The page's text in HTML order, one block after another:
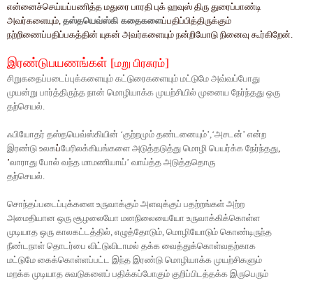
என்னைச்செய்யப்பணித்த மதுரை பாரதி புக் ஹவுஸ் திரு துரைப்பாண்டி
அவர்களையும், தஸ்தயெவ்ஸ்கி கதைகளைப்பதிப்பித்திருக்கும்
நற்றிணைப்பதிப்பகத்தின் யுகன் அவர்களையும் நன்றியோடு நினைவு கூர்கிறேன்.
இரண்டுபயணங்கள் [மறு பிரசுரம்]
சிறுகதைப்படைப்புக்களையும் கட்டுரைகளையும் மட்டுமே அவ்வப்போது
முயன்று பார்த்திருந்த நான் மொழியாக்க முயற்சியில் முனைய நேர்ந்தது ஒரு
தற்செயல்
ஃபியோதர் தஸ்தயெவ்ஸ்கியின் ‘குற்றமும் தண்டனையும்’,‘அசடன்’ என்ற
இரண்டு உலகப்பேரிலக்கியங்களை அடுத்தடுத்து மொழி பெயர்க்க நேர்ந்தது
’வாராது போல் வந்த மாமணியாய்’ வாய்த்த அடுத்ததொரு
தற்செயல்
சொந்தப்படைப்புக்களை உருவாக்கும் அளவுக்குப் பதற்றங்கள் அற்ற
அமைதியான ஒரு சூழலையோ மனநிலையையோ உருவாக்கிக்கொள்ள
முடியாத ஒரு காலகட்டத்தில் எழுத்தோடும் மொழியோடும் கொண்டிருந்த
நீண்டநாள் தொடர்பை விட்டுவிடாமல் தக்க வைத்துக்கொள்வதற்காக
மட்டுமே கைக்கொள்ளப்பட்ட இந்த இரண்டு மொழியாக்க முயற்சிகளும்
மறக்க முடியாத சுவடுகளைப் பதிக்கப்போகும் குறிப்பிடத்தக்க இருபெரும்